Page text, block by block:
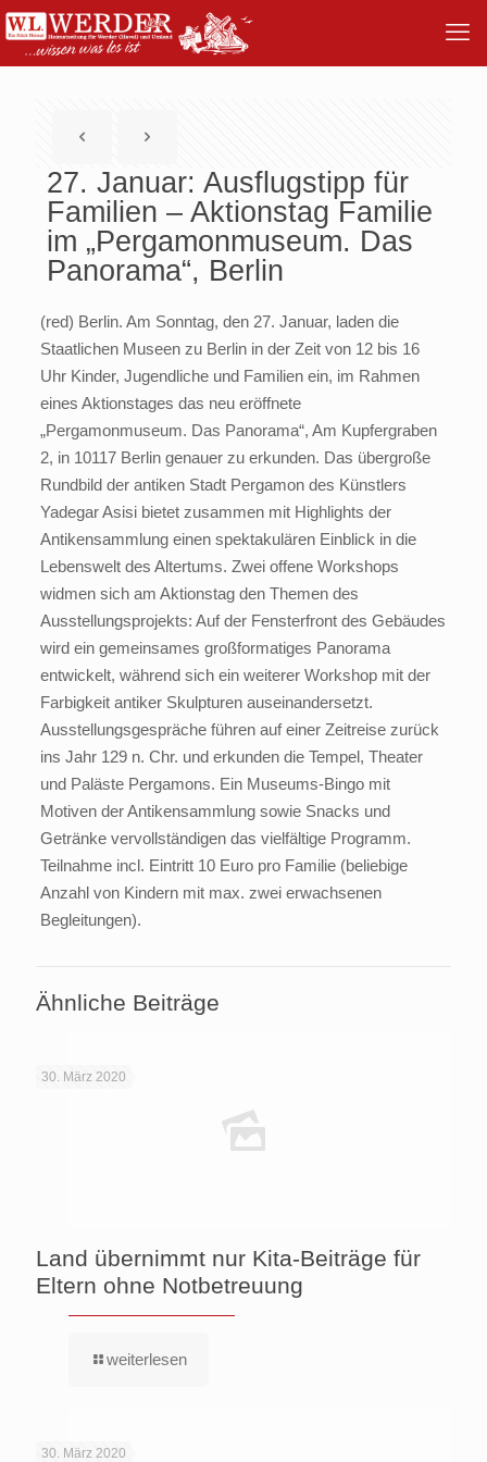
27. Januar: Ausflugstipp für
Familien – Aktionstag Familie
im „Pergamonmuseum. Das
Panorama“, Berlin
(red) Berlin. Am Sonntag, den 27. Januar, laden die
Staatlichen Museen zu Berlin in der Zeit von 12 bis 16
Uhr Kinder, Jugendliche und Familien ein, im Rahmen
eines Aktionstages das neu eröffnete
„Pergamonmuseum. Das Panorama“, Am Kupfergraben
2, in 10117 Berlin genauer zu erkunden. Das übergroße
Rundbild der antiken Stadt Pergamon des Künstlers
Yadegar Asisi bietet zusammen mit Highlights der
Antikensammlung einen spektakulären Einblick in die
Lebenswelt des Altertums. Zwei offene Workshops
widmen sich am Aktionstag den Themen des
Ausstellungsprojekts: Auf der Fensterfront des Gebäudes
wird ein gemeinsames großformatiges Panorama
entwickelt, während sich ein weiterer Workshop mit der
Farbigkeit antiker Skulpturen auseinandersetzt.
Ausstellungsgespräche führen auf einer Zeitreise zurück
ins Jahr 129 n. Chr. und erkunden die Tempel, Theater
und Paläste Pergamons. Ein Museums-Bingo mit
Motiven der Antikensammlung sowie Snacks und
Getränke vervollständigen das vielfältige Programm.
Teilnahme incl. Eintritt 10 Euro pro Familie (beliebige
Anzahl von Kindern mit max. zwei erwachsenen
Begleitungen).
Ähnliche Beiträge
30. März 2020
Land übernimmt nur Kita-Beiträge für
Eltern ohne Notbetreuung
weiterlesen
30. März 2020